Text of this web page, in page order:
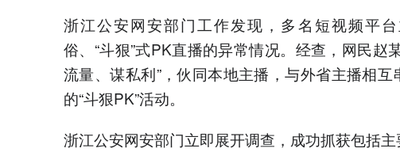
浙江公安网安部门工作发现，多名短视频平
俗、“斗狠”式PK直播的异常情况。经查，网民赵
流量、谋私利”，伙同本地主播，与外省主播相
的“斗狠PK”活动。
浙江公安网安部门立即展开调查，成功抓获包括